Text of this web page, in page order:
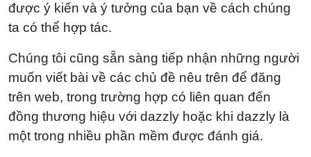
được ý kiến và ý tưởng của bạn về cách chúng
ta có thể hợp tác.
Chúng tôi cũng sẵn sàng tiếp nhận những người
muốn viết bài về các chủ đề nêu trên để đăng
trên web, trong trường hợp có liên quan đến
đồng thương hiệu với dazzly hoặc khi dazzly là
một trong nhiều phần mềm được đánh giá.